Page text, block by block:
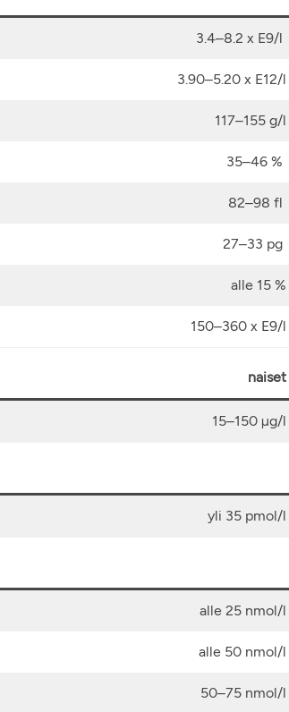
3.4–8.2 x E9/l
3.90–5.20 x E12/l
117–155 g/l
35–46 %
82–98 fl
27–33 pg
alle 15 %
150–360 x E9/l
naiset
15–150 µg/l
yli 35 pmol/l
alle 25 nmol/l
alle 50 nmol/l
50–75 nmol/l